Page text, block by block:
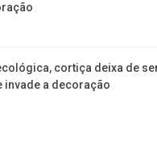
cortiça deixa de
invade a decoração